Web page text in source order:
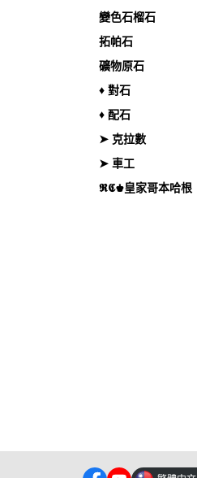
變色石榴石
拓帕石
礦物原石
♦︎ 對石
♦︎ 配石
➤ 克拉數
➤ 車工
𝕽𝕮♚皇家哥本哈根